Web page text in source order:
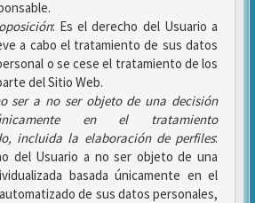
: Es el derecho del Usuario a
a cabo el tratamiento de sus datos
o se cese el tratamiento de los
del Sitio Web.
ser a no ser objeto de una decisión
en el tratamiento
incluida la elaboración de perfiles:
del Usuario a no ser objeto de una
basada únicamente en el
de sus datos personales,